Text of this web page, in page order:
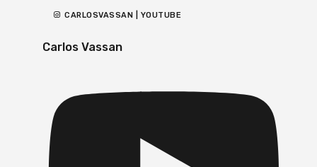
CARLOSVASSAN | YOUTUBE
Carlos Vassan